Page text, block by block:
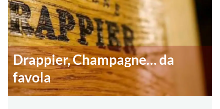
Drappier, Champagne… da
favola